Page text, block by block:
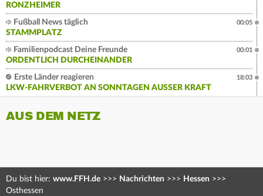
RONZHEIMER
Fußball News täglich
STAMMPLATZ
00:05
Familienpodcast Deine Freunde
ORDENTLICH DURCHEINANDER
00:01
Erste Länder reagieren
LKW-FAHRVERBOT AN SONNTAGEN AUSSER KRAFT
18:03
AUS DEM NETZ
Du bist hier: www.FFH.de >>> Nachrichten >>> Hessen >>>
Osthessen